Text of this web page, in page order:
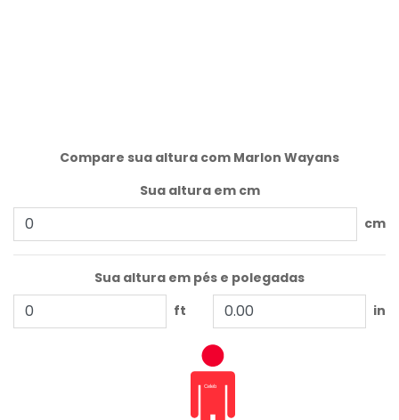
Compare sua altura com Marlon Wayans
Sua altura em cm
cm
Sua altura em pés e polegadas
ft
in